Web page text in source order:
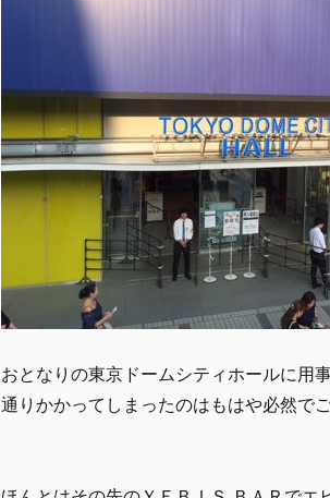
おとなりの東京ドームシティホールに用
通りかかってしまったのはもはや必然で